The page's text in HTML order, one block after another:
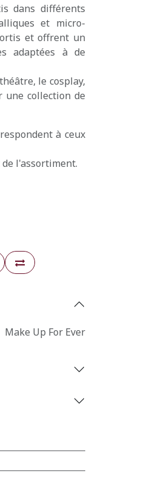
dans différents
et micro-
et offrent un
adaptées à de
le cosplay,
une collection de
à ceux
l'assortiment.
Make Up For Ever